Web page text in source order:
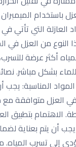
4. العزل باستخدام
العازلة التي
النوع من العزل في
أكثر عرضة
بشكل مباشر.
المواد المناسبة:
العزل متوافقة مع
الاهتمام بتطبيق
أن يتم بعناية
إلى تسرب المياه.